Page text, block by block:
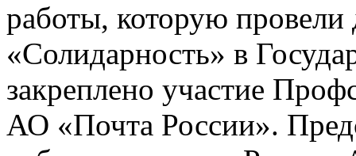
работы, которую
«Солидарность» в
закреплено участие
АО «Почта России».